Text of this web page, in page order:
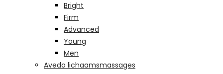
Bright
Firm
Advanced
Young
Men
Aveda lichaamsmassages